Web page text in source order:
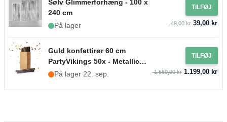
Sølv Glimmerforhæng - 100 x
240 cm
På lager
TILFØJ
49,00 kr39,00 kr
Guld konfettirør 60 cm
PartyVikings 50x - Metallic
Rektangulær
På lager 22. sep.
TILFØJ
1.560,00 kr1.199,00 kr